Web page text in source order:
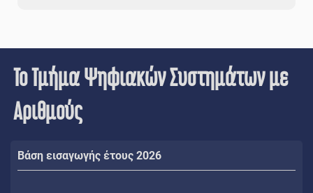
Το Τμήμα Ψηφιακών Συστημάτων με
Αριθμούς
Βάση εισαγωγής έτους 2026